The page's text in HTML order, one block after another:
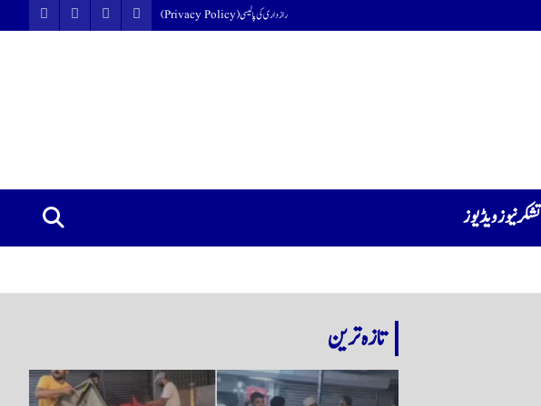
رازداری کی پالیسی (Privacy Policy)
تشکرنیوز ویڈیوز
تازہ ترین